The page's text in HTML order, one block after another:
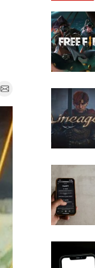
Share on Email